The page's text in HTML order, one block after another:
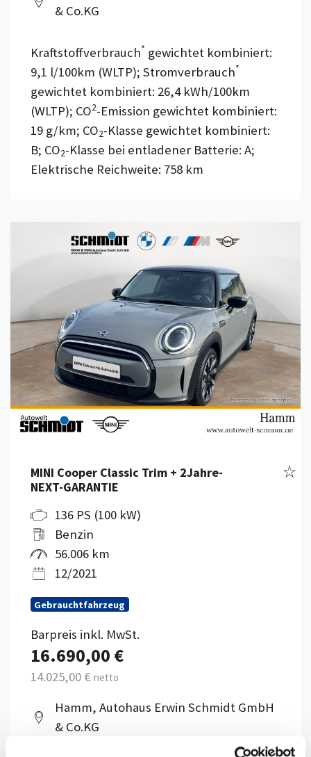
& Co.KG
Kraftstoffverbrauch* gewichtet kombiniert:
9,1 l/100km (WLTP); Stromverbrauch*
gewichtet kombiniert: 26,4 kWh/100km
(WLTP); CO2-Emission gewichtet kombiniert:
19 g/km; CO2-Klasse gewichtet kombiniert:
B; CO2-Klasse bei entladener Batterie: A;
Elektrische Reichweite: 758 km
MINI Cooper Classic Trim + 2Jahre-
NEXT-GARANTIE
136 PS (100 kW)
Benzin
56.006 km
12/2021
Gebrauchtfahrzeug
Barpreis inkl. MwSt.
16.690,00 €
14.025,00 € netto
Hamm, Autohaus Erwin Schmidt GmbH
& Co.KG